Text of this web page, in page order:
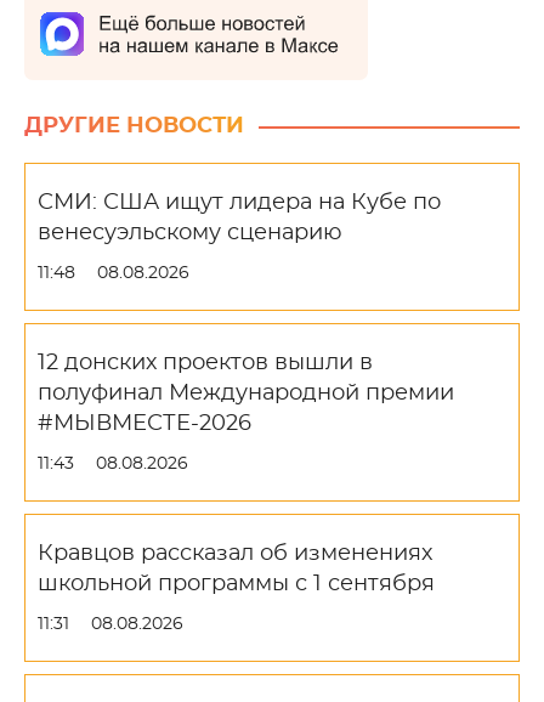
ДРУГИЕ НОВОСТИ
СМИ: США ищут лидера на Кубе по
венесуэльскому сценарию
11:48 08.08.2026
12 донских проектов вышли в
полуфинал Международной премии
#МЫВМЕСТЕ-2026
11:43 08.08.2026
Кравцов рассказал об изменениях
школьной программы с 1 сентября
11:31 08.08.2026